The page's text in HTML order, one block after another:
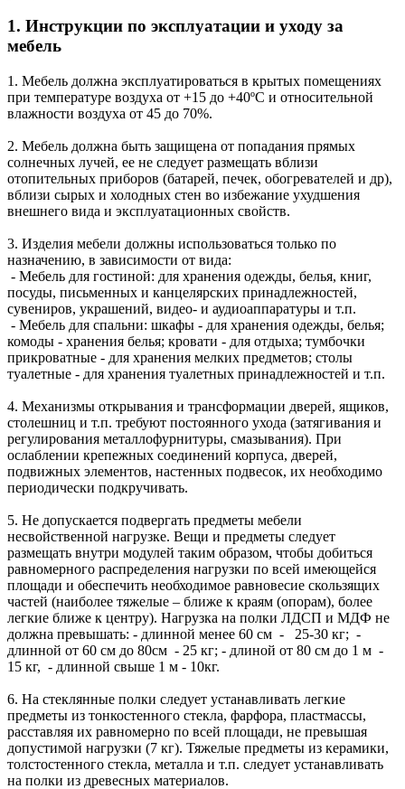
1. Инструкции по эксплуатации и уходу за
мебель
1. Мебель должна эксплуатироваться в крытых помещениях
при температуре воздуха от +15 до +40ºС и относительной
влажности воздуха от 45 до 70%.
2. Мебель должна быть защищена от попадания прямых
солнечных лучей, ее не следует размещать вблизи
отопительных приборов (батарей, печек, обогревателей и др),
вблизи сырых и холодных стен во избежание ухудшения
внешнего вида и эксплуатационных свойств.
3. Изделия мебели должны использоваться только по
назначению, в зависимости от вида:
- Мебель для гостиной: для хранения одежды, белья, книг,
посуды, письменных и канцелярских принадлежностей,
сувениров, украшений, видео- и аудиоаппаратуры и т.п.
- Мебель для спальни: шкафы - для хранения одежды, белья;
комоды - хранения белья; кровати - для отдыха; тумбочки
прикроватные - для хранения мелких предметов; столы
туалетные - для хранения туалетных принадлежностей и т.п.
4. Механизмы открывания и трансформации дверей, ящиков,
столешниц и т.п. требуют постоянного ухода (затягивания и
регулирования металлофурнитуры, смазывания). При
ослаблении крепежных соединений корпуса, дверей,
подвижных элементов, настенных подвесок, их необходимо
периодически подкручивать.
5. Не допускается подвергать предметы мебели
несвойственной нагрузке. Вещи и предметы следует
размещать внутри модулей таким образом, чтобы добиться
равномерного распределения нагрузки по всей имеющейся
площади и обеспечить необходимое равновесие скользящих
частей (наиболее тяжелые – ближе к краям (опорам), более
легкие ближе к центру). Нагрузка на полки ЛДСП и МДФ не
должна превышать: - длинной менее 60 см - 25-30 кг; -
длинной от 60 см до 80см - 25 кг; - длиной от 80 см до 1 м -
15 кг, - длинной свыше 1 м - 10кг.
6. На стеклянные полки следует устанавливать легкие
предметы из тонкостенного стекла, фарфора, пластмассы,
расставляя их равномерно по всей площади, не превышая
допустимой нагрузки (7 кг). Тяжелые предметы из керамики,
толстостенного стекла, металла и т.п. следует устанавливать
на полки из древесных материалов.